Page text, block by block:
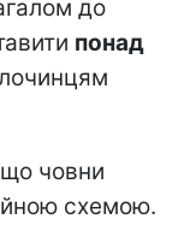
до
понад
човни
схемою.